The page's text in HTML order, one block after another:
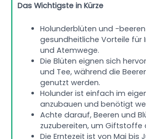
Das Wichtigste in Kürze
Holunderblüten und -
gesundheitliche Vorteile für
und Atemwege.
Die Blüten eignen sich
und Tee, während die
genutzt werden.
Holunder ist einfach im
anzubauen und benötigt
Achte darauf, Beeren und
zuzubereiten, um Giftstoffe
Die Erntezeit ist von Mai bis